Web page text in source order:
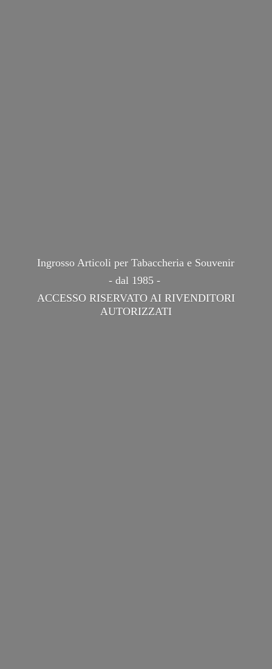
Ingrosso Articoli per Tabaccheria e Souvenir
- dal 1985 -
ACCESSO RISERVATO AI RIVENDITORI
AUTORIZZATI